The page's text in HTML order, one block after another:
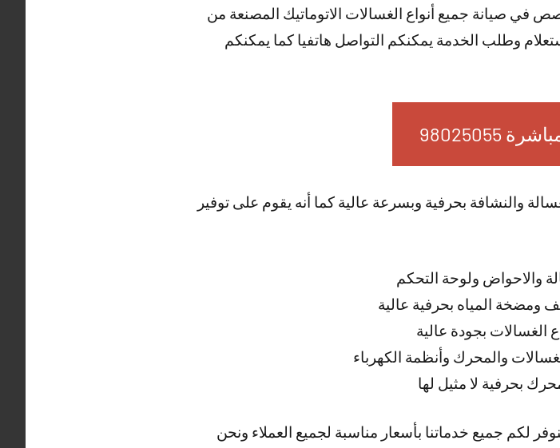
في صيانة جميع أنواع الغسالات الاتوماتيك المصنعة من
وطلب الخدمة يمكنكم التواصل هاتفيا كما يمكنكم
98025055
والنشافة بحرفية وبسرعة عالية كما أنه يقوم على توفير
والاحواض ولوحة التحكم
ومضخة المياه بحرفية عالية
بجودة عالية
والمحرك وأنظمة الكهرباء
بحرفية لا مثيل لها
لكم جميع خدماتنا بأسعار مناسبة لجميع العملاء ونحن